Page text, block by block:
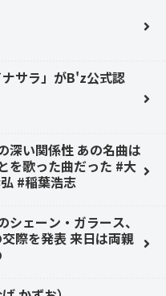
ナサラ」がB'z公式認
深い関係性 あの名曲は
を歌った曲だった #大
#稲葉浩志
ェーン・ガラース、
際を発表 来日は両親